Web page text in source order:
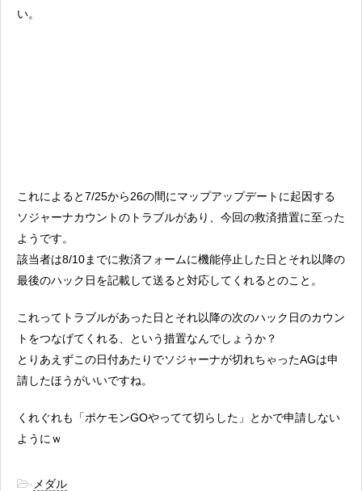
い。
これによると7/25から26の間にマップアップデートに起因する
ソジャーナカウントのトラブルがあり、今回の救済措置に至った
ようです。
該当者は8/10までに救済フォームに機能停止した日とそれ以降の
最後のハック日を記載して送ると対応してくれるとのこと。
これってトラブルがあった日とそれ以降の次のハック日のカウン
トをつなげてくれる、という措置なんでしょうか？
とりあえずこの日付あたりでソジャーナが切れちゃったAGは申
請したほうがいいですね。
くれぐれも「ポケモンGOやってて切らした」とかで申請しない
ようにｗ
- メダル